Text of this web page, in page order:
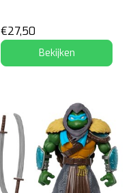
€27,50
Bekijken